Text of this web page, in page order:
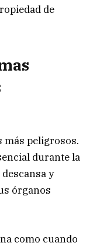
de
más peligrosos.
durante la
y
órganos
como cuando